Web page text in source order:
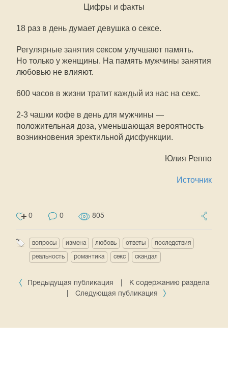
Цифры и факты
18 раз в день думает девушка о сексе.
Регулярные занятия сексом улучшают память.
Но только у женщины. На память мужчины занятия
любовью не влияют.
600 часов в жизни тратит каждый из нас на секс.
2-3 чашки кофе в день для мужчины —
положительная доза, уменьшающая вероятность
возникновения эректильной дисфункции.
Юлия Реппо
Источник
0 0 805
вопросы измена любовь ответы последствия
реальность романтика секс скандал
Предыдущая публикация
К содержанию раздела
Следующая публикация